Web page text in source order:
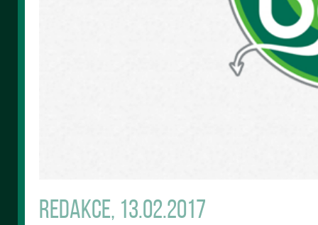
Redakce, 13.02.2017